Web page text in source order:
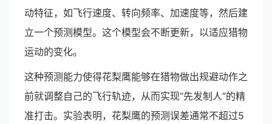
动特征，如飞行速度、转向频率、加速度等，然后建
立一个预测模型。这个模型会不断更新，以适应猎物
运动的变化。
这种预测能力使得花梨鹰能够在猎物做出规避动作之
前就调整自己的飞行轨迹，从而实现“先发制人”的精
准打击。实验表明，花梨鹰的预测误差通常不超过5